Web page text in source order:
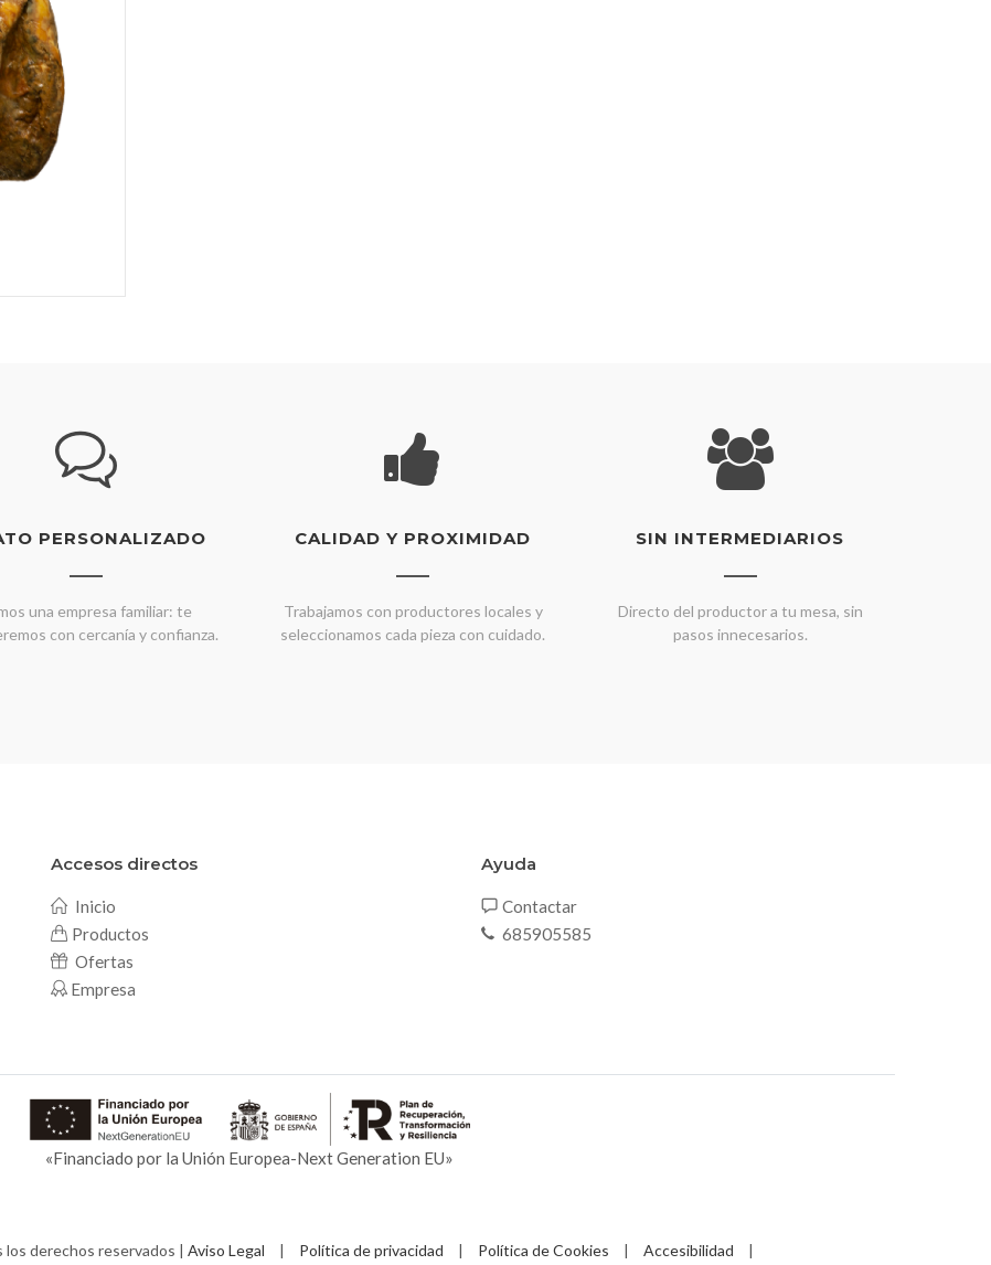
PERSONALIZADO
una empresa familiar: te
con cercanía y confianza.
CALIDAD Y PROXIMIDAD
Trabajamos con productores locales y
seleccionamos cada pieza con cuidado.
SIN INTERMEDIARIOS
Directo del productor a tu mesa, sin
pasos innecesarios.
Accesos directos
Inicio
Productos
Ofertas
Empresa
Ayuda
Contactar
685905585
«Financiado por la Unión Europea-Next Generation EU»
los derechos reservados | Aviso Legal | Política de privacidad | Política de Cookies | Accesibilidad |